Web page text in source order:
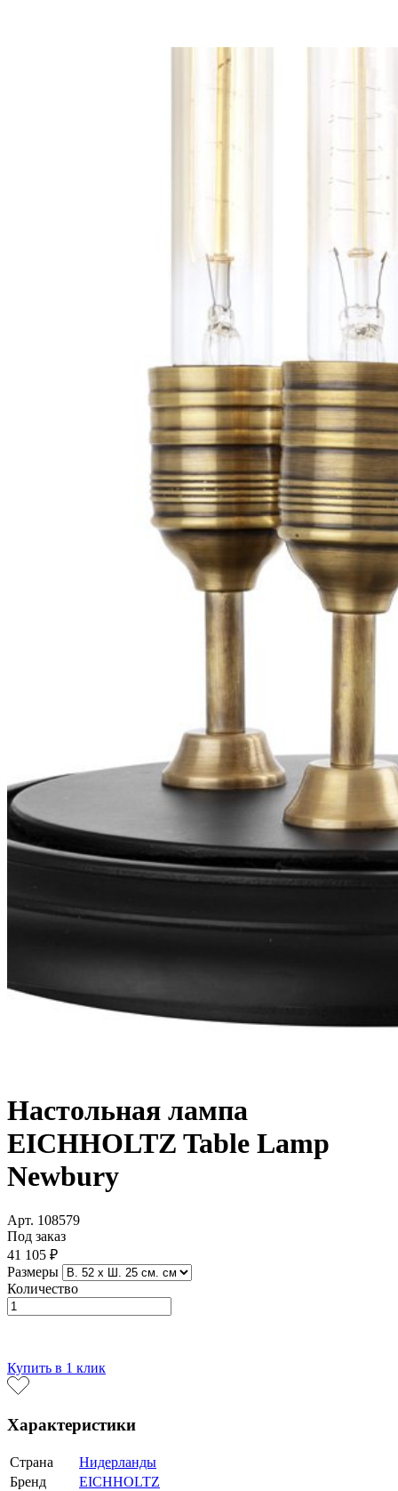
Настольная лампа
EICHHOLTZ Table Lamp
Newbury
Арт. 108579
Под заказ
41 105 ₽
Размеры
Количество
Купить в 1 клик
Характеристики
Страна
Нидерланды
Бренд
EICHHOLTZ